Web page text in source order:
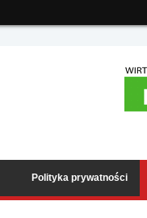
Polityka prywatności